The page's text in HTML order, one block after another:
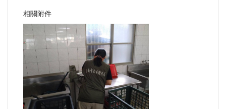
相關附件